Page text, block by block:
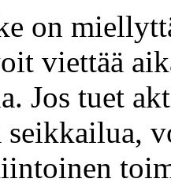
on
viettää
Jos tuet
seikkailua,